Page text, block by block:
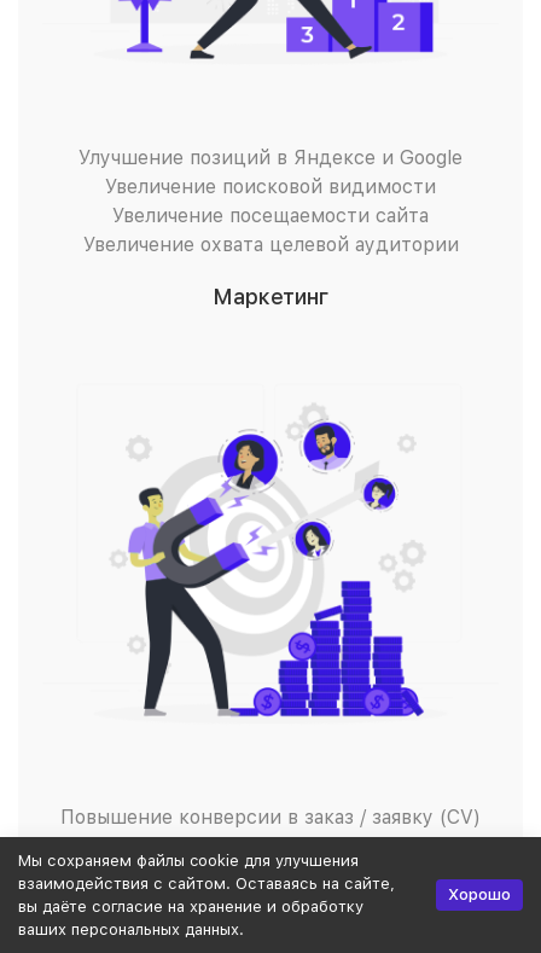
Улучшение позиций в Яндексе и Google
Увеличение поисковой видимости
Увеличение посещаемости сайта
Увеличение охвата целевой аудитории
Маркетинг
Повышение конверсии в заказ / заявку (CV)
Снижение стоимости привлечения клиента
(CAC)
Снижение доли рекламных расходов (ДРР)
Мы сохраняем файлы cookie для улучшения
взаимодействия с сайтом. Оставаясь на сайте,
вы даёте согласие на хранение и обработку
ваших персональных данных.
Хорошо